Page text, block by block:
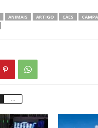
ANIMAIS ARTIGO CÃES
...